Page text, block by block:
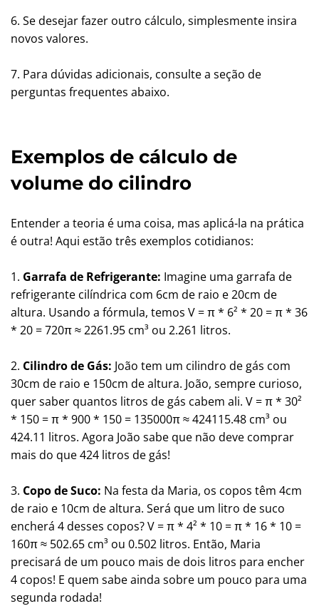
6. Se desejar fazer outro cálculo, simplesmente insira
novos valores.
7. Para dúvidas adicionais, consulte a seção de
perguntas frequentes abaixo.
Exemplos de cálculo de
volume do cilindro
Entender a teoria é uma coisa, mas aplicá-la na prática
é outra! Aqui estão três exemplos cotidianos:
1. Garrafa de Refrigerante: Imagine uma garrafa de
refrigerante cilíndrica com 6cm de raio e 20cm de
altura. Usando a fórmula, temos V = π * 6² * 20 = π * 36
* 20 = 720π ≈ 2261.95 cm³ ou 2.261 litros.
2. Cilindro de Gás: João tem um cilindro de gás com
30cm de raio e 150cm de altura. João, sempre curioso,
quer saber quantos litros de gás cabem ali. V = π * 30²
* 150 = π * 900 * 150 = 135000π ≈ 424115.48 cm³ ou
424.11 litros. Agora João sabe que não deve comprar
mais do que 424 litros de gás!
3. Copo de Suco: Na festa da Maria, os copos têm 4cm
de raio e 10cm de altura. Será que um litro de suco
encherá 4 desses copos? V = π * 4² * 10 = π * 16 * 10 =
160π ≈ 502.65 cm³ ou 0.502 litros. Então, Maria
precisará de um pouco mais de dois litros para encher
4 copos! E quem sabe ainda sobre um pouco para uma
segunda rodada!